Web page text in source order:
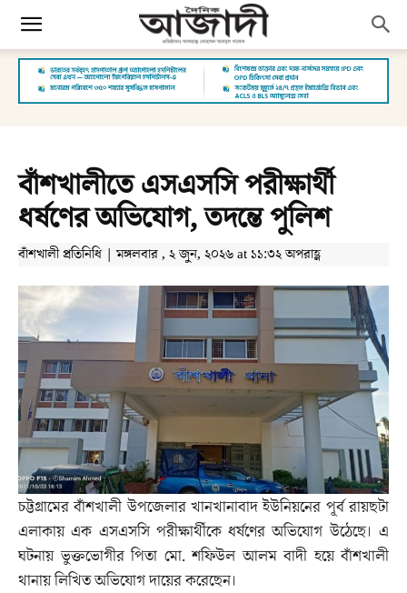
বাঁশখালীতে এসএসসি পরীক্ষার্থী
ধর্ষণের অভিযোগ, তদন্তে পুলিশ
বাঁশখালী প্রতিনিধি | মঙ্গলবার , ২ জুন, ২০২৬ at ১১:৩২ অপরাহ্ণ
চট্টগ্রামের বাঁশখালী উপজেলার খানখানাবাদ ইউনিয়নের পূর্ব রায়ছটা
এলাকায় এক এসএসসি পরীক্ষার্থীকে ধর্ষণের অভিযোগ উঠেছে। এ
ঘটনায় ভুক্তভোগীর পিতা মো. শফিউল আলম বাদী হয়ে বাঁশখালী
থানায় লিখিত অভিযোগ দায়ের করেছেন।